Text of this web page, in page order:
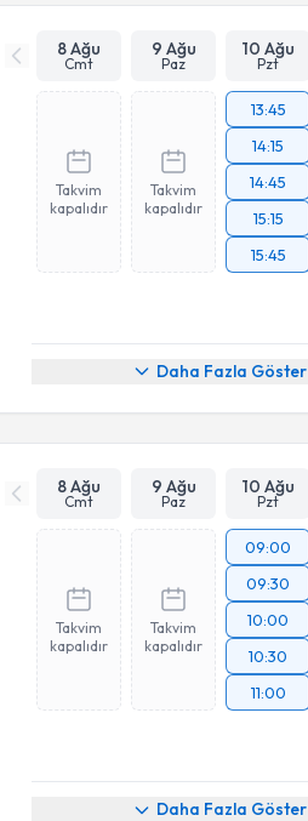
8 Ağu
Cmt
9 Ağu
Paz
10 Ağu
Pzt
Takvim
kapalıdır
Takvim
kapalıdır
13:45
14:15
14:45
15:15
15:45
Daha Fazla Göster
8 Ağu
Cmt
9 Ağu
Paz
10 Ağu
Pzt
Takvim
kapalıdır
Takvim
kapalıdır
09:00
09:30
10:00
10:30
11:00
Daha Fazla Göster